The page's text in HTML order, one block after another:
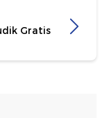
Gratis